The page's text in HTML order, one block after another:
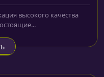
высокого качества